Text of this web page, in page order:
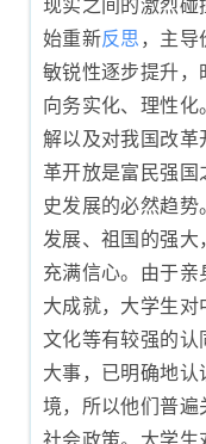
现实之间的激烈碰
始重新反思 ，主导
敏锐性逐步提升，
向务实化、理性化
解以及对我国改革
革开放是富民强国
史发展的必然趋
发展、祖国的强
充满信心。由于亲
大成就，大学生对
文化等有较强的认
大事，已明确地认
境，所以他们普遍